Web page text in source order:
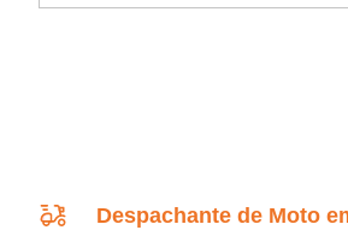
Despachante de Moto